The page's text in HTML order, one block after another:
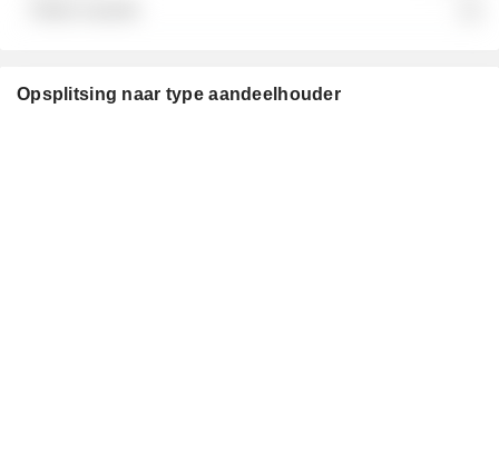
Opsplitsing naar type aandeelhouder